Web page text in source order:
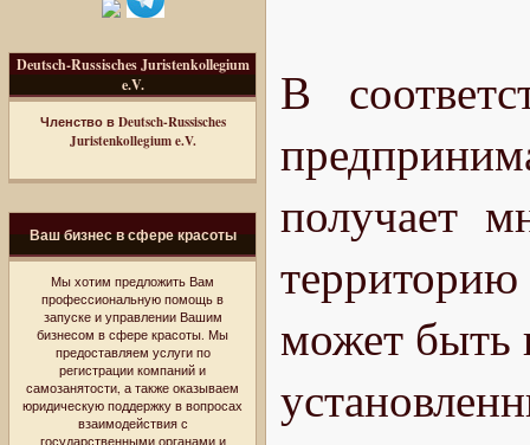
Deutsch-Russisches Juristenkollegium
e.V.
Членство в Deutsch-Russisches
Juristenkollegium e.V.
Ваш бизнес в сфере красоты
Мы хотим предложить Вам
профессиональную помощь в
запуске и управлении Вашим
бизнесом в сфере красоты. Мы
предоставляем услуги по
регистрации компаний и
самозанятости, а также оказываем
юридическую поддержку в вопросах
взаимодействия с
государственными органами и
В
получает
может быть